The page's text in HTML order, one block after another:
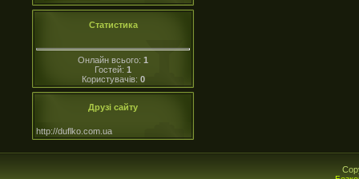
Статистика
Онлайн всього: 1
Гостей: 1
Користувачів: 0
Друзі сайту
http://duflko.com.ua